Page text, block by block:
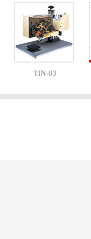
TIN-03